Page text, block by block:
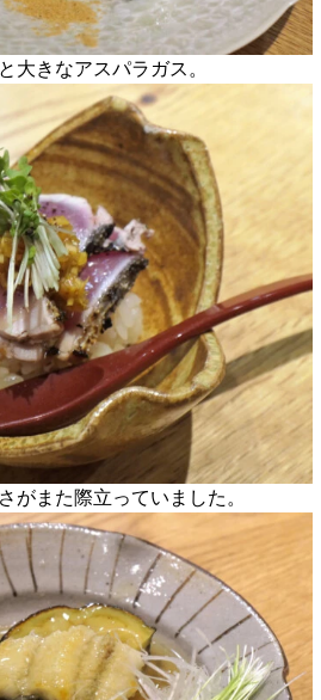
大きなアスパラガス。
がまた際立っていました。